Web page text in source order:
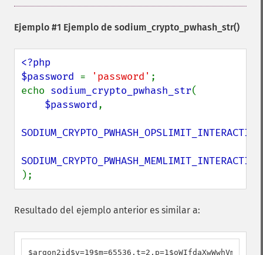
Ejemplo #1 Ejemplo de sodium_crypto_pwhash_str()
<?php
$password = 'password' ;
echo sodium_crypto_pwhash_str(
$password,
SODIUM_CRYPTO_PWHASH_OPSLIMIT_INTERACTIVE
);
Resultado del ejemplo anterior es similar a: